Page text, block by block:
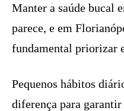
Manter a saúde bucal
parece, e em
fundamental priorizar
Pequenos hábitos
diferença para